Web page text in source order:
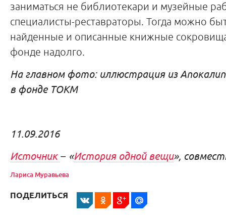
заниматься не библиотекари и музейные
специалисты-реставраторы. Тогда можно
найденные и описанные книжные
фонде надолго.
На главном фото: иллюстрация из
в фонде ТОКМ
11.09.2016
Источник − «История одной вещи»,
Лариса Муравьева
ПОДЕЛИТЬСЯ